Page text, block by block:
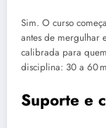
Sim. O curso
antes de mergulhar
calibrada para
disciplina: 30 a 60
Suporte e